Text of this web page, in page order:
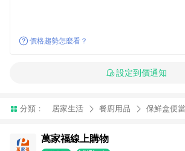
價格趨勢怎麼看？
設定到價通知
分類： 居家生活 餐廚用品 保鮮盒便
萬家福線上購物